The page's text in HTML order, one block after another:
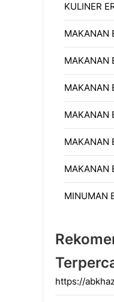
KULINER
MAKANAN
MAKANAN
MAKANAN
MAKANAN
MAKANAN
MAKANAN
MINUMAN
https://